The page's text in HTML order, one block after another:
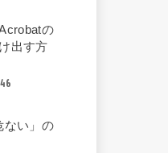
の
出す方
ない」の